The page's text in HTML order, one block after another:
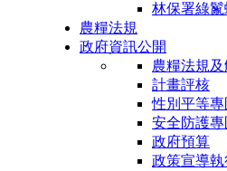
林保署綠
農糧法規
政府資訊公開
農糧法規
計畫評核
性別平等專
安全防護專
政府預算
政策宣導